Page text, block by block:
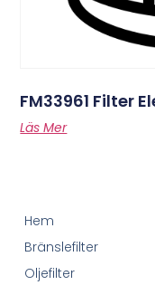
FM33961 Filter
Läs Mer
Hem
Bränslefilter
Oljefilter